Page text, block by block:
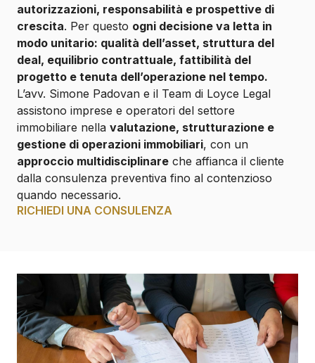
autorizzazioni, responsabilità e prospettive di
crescita. Per questo ogni decisione va letta in
modo unitario: qualità dell’asset, struttura del
deal, equilibrio contrattuale, fattibilità del
progetto e tenuta dell’operazione nel tempo.
L’avv. Simone Padovan e il Team di Loyce Legal
assistono imprese e operatori del settore
immobiliare nella valutazione, strutturazione e
gestione di operazioni immobiliari, con un
approccio multidisciplinare che affianca il cliente
dalla consulenza preventiva fino al contenzioso
quando necessario.
RICHIEDI UNA CONSULENZA